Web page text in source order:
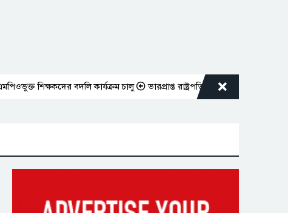
বদলি কার্যক্রম চালু ভারপ্রাপ্ত রাষ্ট্রপতিকে শুভেচ্ছা জানালেন রাসিক